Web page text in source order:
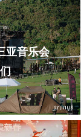
亚音乐会